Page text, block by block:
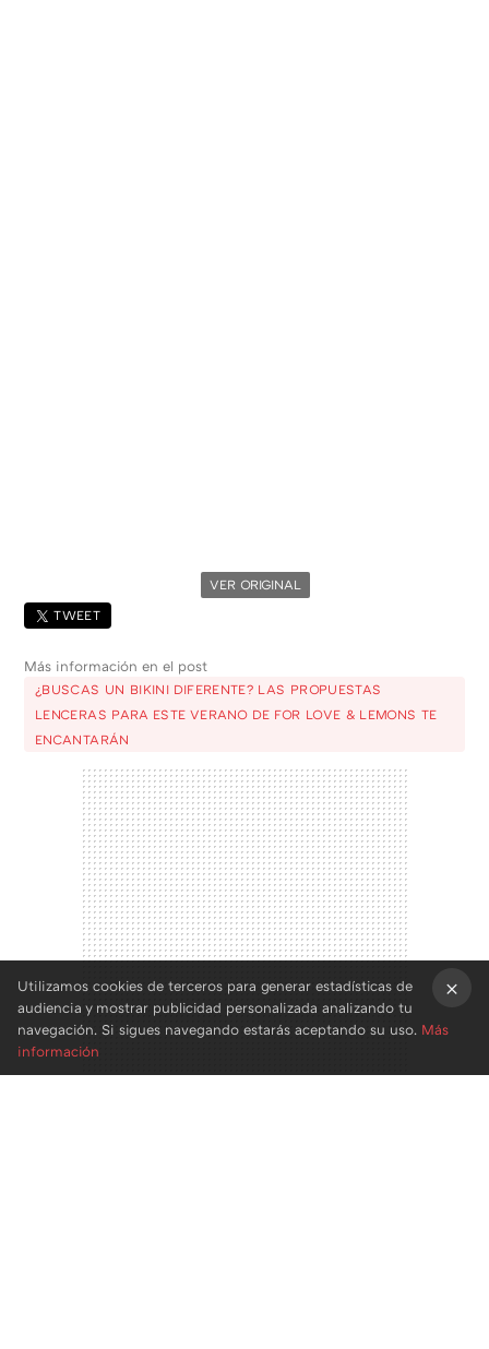
VER ORIGINAL
TWEET
Más información en el post
¿BUSCAS UN BIKINI DIFERENTE? LAS PROPUESTAS
LENCERAS PARA ESTE VERANO DE FOR LOVE & LEMONS TE
ENCANTARÁN
Utilizamos cookies de terceros para generar estadísticas de
audiencia y mostrar publicidad personalizada analizando tu
navegación. Si sigues navegando estarás aceptando su uso. Más
información